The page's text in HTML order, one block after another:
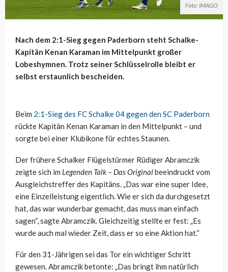
Foto: IMAGO
Nach dem 2:1-Sieg gegen Paderborn steht Schalke-
Kapitän Kenan Karaman im Mittelpunkt großer
Lobeshymnen. Trotz seiner Schlüsselrolle bleibt er
selbst erstaunlich bescheiden.
Beim 2:1-Sieg des FC Schalke 04 gegen den SC Paderborn
rückte Kapitän Kenan Karaman in den Mittelpunkt – und
sorgte bei einer Klubikone für echtes Staunen.
Der frühere Schalker Flügelstürmer Rüdiger Abramczik
zeigte sich im Legenden Talk – Das Originalbeeindruckt vom
Ausgleichstreffer des Kapitäns. „Das war eine super Idee,
eine Einzelleistung eigentlich. Wie er sich da durchgesetzt
hat, das war wunderbar gemacht, das muss man einfach
sagen“, sagte Abramczik. Gleichzeitig stellte er fest: „Es
wurde auch mal wieder Zeit, dass er so eine Aktion hat.“
Für den 31-Jährigen sei das Tor ein wichtiger Schritt
gewesen. Abramczik betonte: „Das bringt ihm natürlich